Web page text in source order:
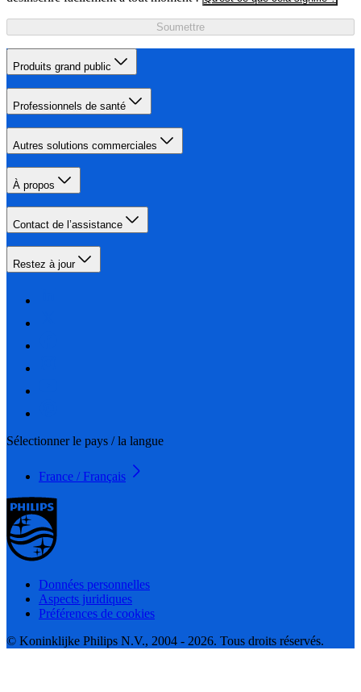
Soumettre
Produits grand public
Professionnels de santé
Autres solutions commerciales
À propos
Contact de l’assistance
Restez à jour
Sélectionner le pays / la langue
France / Français
Données personnelles
Aspects juridiques
Préférences de cookies
© Koninklijke Philips N.V., 2004 - 2026. Tous droits réservés.